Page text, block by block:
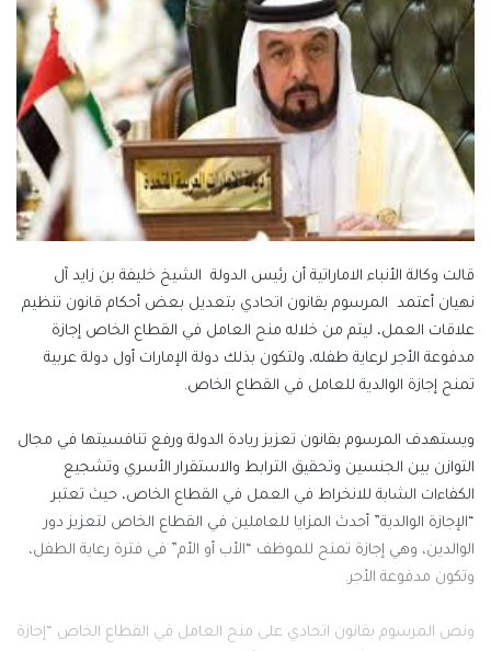
قالت وكالة الأنباء الاماراتية أن رئيس الدولة الشيخ خليفة بن زايد آل
نهيان أعتمد المرسوم بقانون اتحادي بتعديل بعض أحكام قانون تنظيم
علاقات العمل، ليتم من خلاله منح العامل في القطاع الخاص إجازة
مدفوعة الأجر لرعاية طفله، ولتكون بذلك دولة الإمارات أول دولة عربية
تمنح إجازة الوالدية للعامل في القطاع الخاص.
ويستهدف المرسوم بقانون تعزيز ريادة الدولة ورفع تنافسيتها في مجال
التوازن بين الجنسين وتحقيق الترابط والاستقرار الأسري وتشجيع
الكفاءات الشابة للانخراط في العمل في القطاع الخاص، حيث تعتبر
“الإجازة الوالدية” أحدث المزايا للعاملين في القطاع الخاص لتعزيز دور
الوالدين، وهي إجازة تمنح للموظف “الأب أو الأم” في فترة رعاية الطفل،
وتكون مدفوعة الأجر.
ونص المرسوم بقانون اتحادي على منح العامل في القطاع الخاص “إجازة